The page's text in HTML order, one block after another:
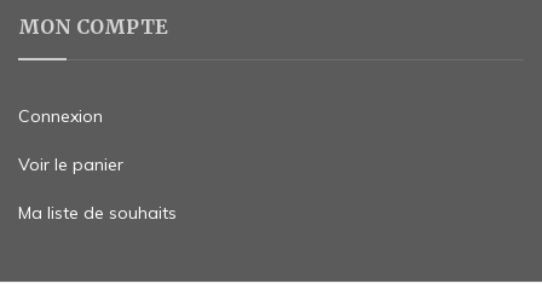
MON COMPTE
Connexion
Voir le panier
Ma liste de souhaits